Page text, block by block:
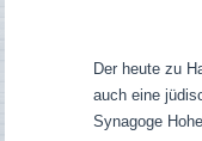
Der heute zu
auch eine
Synagoge